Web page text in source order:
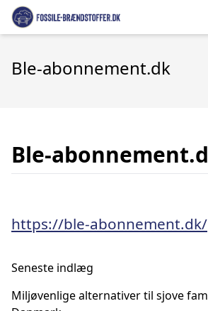
Ble-abonnement.dk
Ble-
https://ble-abonnement.dk/
Seneste indlæg
Miljøvenlige alternativer til sjove